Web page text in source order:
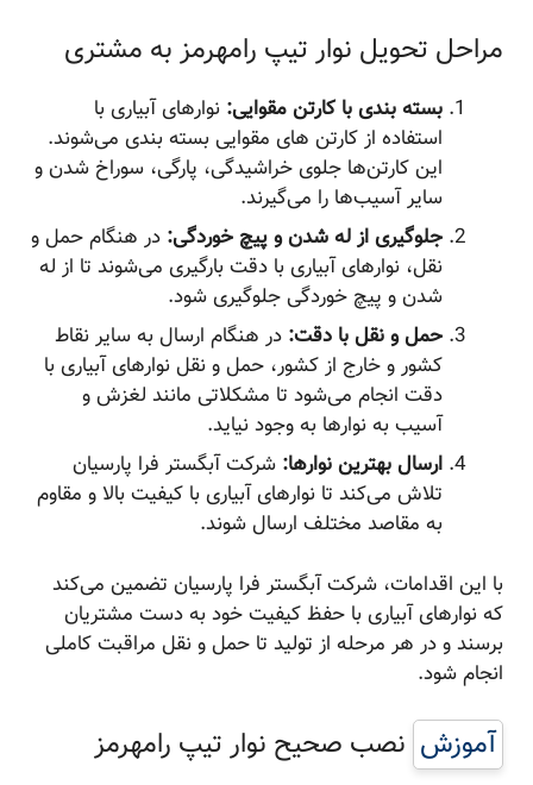
مراحل تحویل نوار تیپ رامهرمز به مشتری
بسته بندی با کارتن مقوایی:نوارهای آبیاری با
استفاده از کارتن های مقوایی بسته بندی می‌شوند.
این کارتن‌ها جلوی خراشیدگی، پارگی، سوراخ شدن و
سایر آسیب‌ها را می‌گیرند.
جلوگیری از له شدن و پیچ خوردگی:در هنگام حمل و
نقل، نوارهای آبیاری با دقت بارگیری می‌شوند تا از له
شدن و پیچ خوردگی جلوگیری شود.
حمل و نقل با دقت:در هنگام ارسال به سایر نقاط
کشور و خارج از کشور، حمل و نقل نوارهای آبیاری با
دقت انجام می‌شود تا مشکلاتی مانند لغزش و
آسیب به نوارها به وجود نیاید.
ارسال بهترین نوارها:شرکت آبگستر فرا پارسیان
تلاش می‌کند تا نوارهای آبیاری با کیفیت بالا و مقاوم
به مقاصد مختلف ارسال شوند.
با این اقدامات، شرکت آبگستر فرا پارسیان تضمین می‌کند
که نوارهای آبیاری با حفظ کیفیت خود به دست مشتریان
برسند و در هر مرحله از تولید تا حمل و نقل مراقبت کاملی
انجام شود.
آموزشنصب صحیح نوار تیپ رامهرمز